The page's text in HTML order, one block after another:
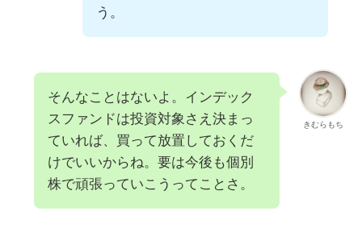
う。
きむらもち
そんなことはないよ。インデック
スファンドは投資対象さえ決まっ
ていれば、買って放置しておくだ
けでいいからね。要は今後も個別
株で頑張っていこうってことさ。